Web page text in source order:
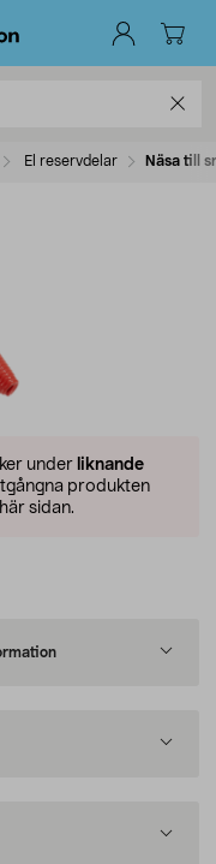
El reservdelar Näsa till
under liknande
produkten
sidan.